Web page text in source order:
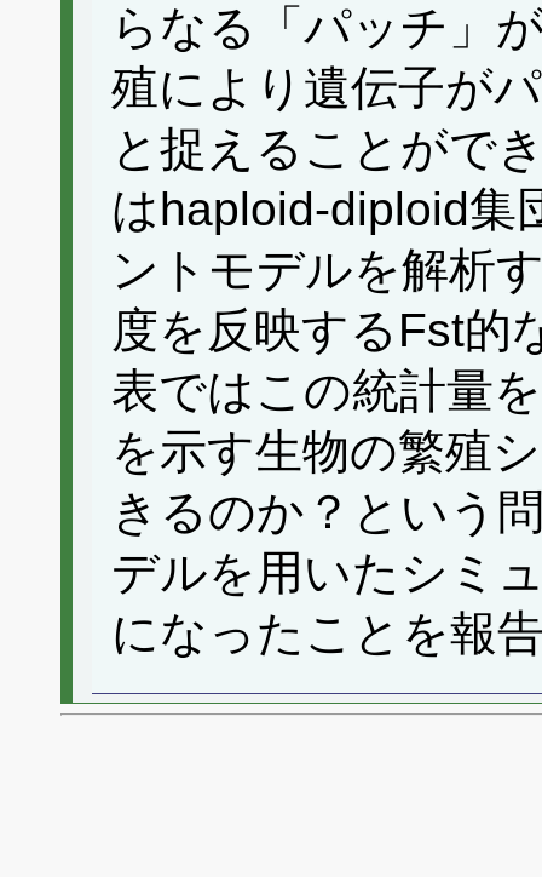
らなる「パッチ」
殖により遺伝子が
と捉えることがで
はhaploid-diploid集
ントモデルを解析
度を反映するFst的
表ではこの統計量
を示す生物の繁殖
きるのか？という
デルを用いたシミ
になったことを報